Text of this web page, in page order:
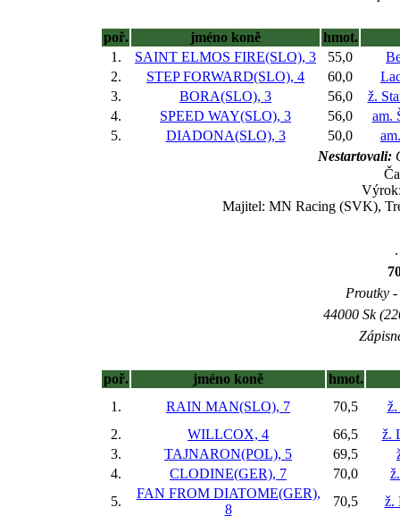
poř. jméno koně
hmot.
1.
SAINT ELMOS FIRE(SLO), 3 55,0
2.
STEP FORWARD(SLO), 4 60,0
3.
BORA(SLO), 3 56,0
ž.
4.
SPEED WAY(SLO), 3 56,0
am.
5.
DIADONA(SLO), 3 50,0
Nestartovali:
Majitel: MN Racing (SVK),
Proutky
44000 Sk
poř. jméno koně
hmot.
1.
RAIN MAN(SLO), 7 70,5
ž.
2.
WILLCOX, 4 66,5
ž.
3.
TAJNARON(POL), 5 69,5
4.
CLODINE(GER), 7 70,0
5.
FAN FROM DIATOME(GER),
8
70,5
ž.